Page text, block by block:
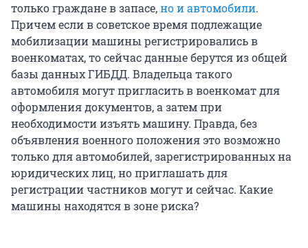
только граждане в запасе,но и автомобили.
Причем если в советское время подлежащие
мобилизации машины регистрировались в
военкоматах, то сейчас данные берутся из общей
базы данных ГИБДД. Владельца такого
автомобиля могут пригласить в военкомат для
оформления документов, а затем при
необходимости изъять машину. Правда, без
объявления военного положения это возможно
только для автомобилей, зарегистрированных на
юридических лиц, но приглашать для
регистрации частников могут и сейчас. Какие
машины находятся в зоне риска?